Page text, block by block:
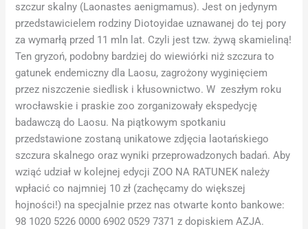
szczur skalny (Laonastes aenigmamus). Jest on jedynym
przedstawicielem rodziny Diotoyidae uznawanej do tej pory
za wymarłą przed 11 mln lat. Czyli jest tzw. żywą skamieliną!
Ten gryzoń, podobny bardziej do wiewiórki niż szczura to
gatunek endemiczny dla Laosu, zagrożony wyginięciem
przez niszczenie siedlisk i kłusownictwo. W zeszłym roku
wrocławskie i praskie zoo zorganizowały ekspedycję
badawczą do Laosu. Na piątkowym spotkaniu
przedstawione zostaną unikatowe zdjęcia laotańskiego
szczura skalnego oraz wyniki przeprowadzonych badań. Aby
wziąć udział w kolejnej edycji ZOO NA RATUNEK należy
wpłacić co najmniej 10 zł (zachęcamy do większej
hojności!) na specjalnie przez nas otwarte konto bankowe:
98 1020 5226 0000 6902 0529 7371 z dopiskiem AZJA.